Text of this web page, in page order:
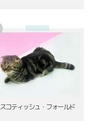
スコティッシュ・フォールド